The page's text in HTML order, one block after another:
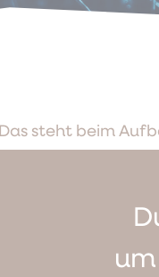
Das steht beim